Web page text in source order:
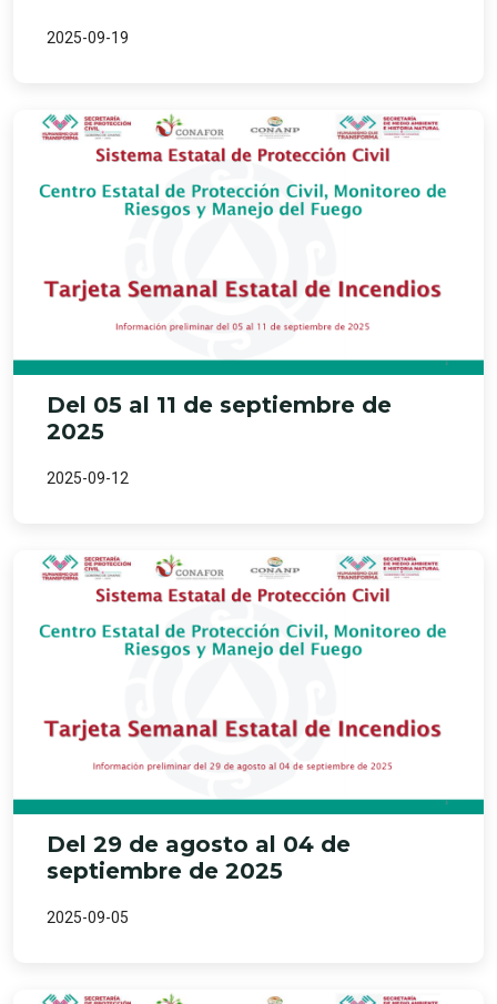
2025-09-19
Del 05 al 11 de septiembre de
2025
2025-09-12
Del 29 de agosto al 04 de
septiembre de 2025
2025-09-05